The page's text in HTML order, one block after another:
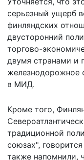
серьезный ущерб
финляндских
двусторонний
торгово-
двумя странами и
железнодорожное
в МИД.
Кроме того,
традиционной
союзах",
также напомнили,